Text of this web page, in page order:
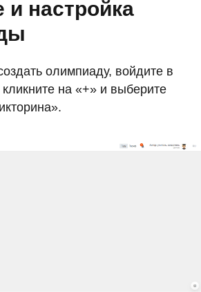
и настройка
олимпиаду, войдите в
на «+» и выберите